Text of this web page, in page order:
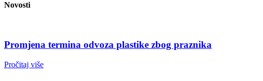
Novosti
Promjena termina odvoza plastike zbog praznika
Pročitaj više